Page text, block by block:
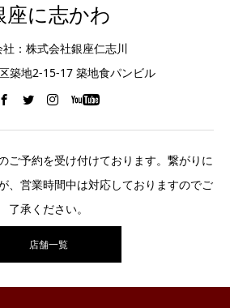
座に志かわ
：株式会社銀座仁志川
築地2-15-17 築地食パンビル
ご予約を受け付けております。繋がりに
、営業時間中は対応しておりますのでご
了承ください。
店舗一覧